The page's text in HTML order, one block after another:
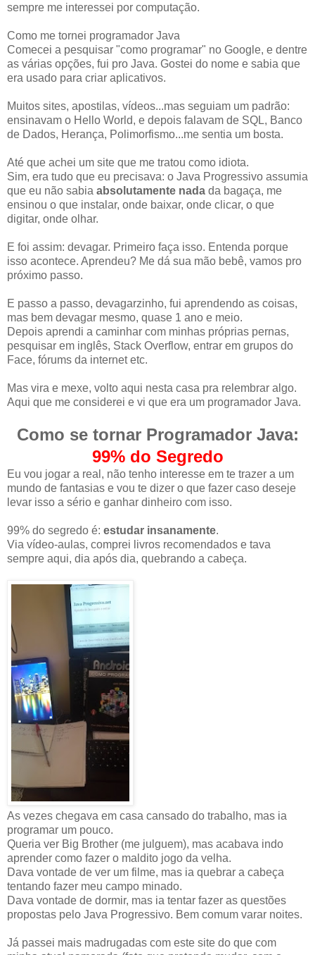
sempre me interessei por computação.
Como me tornei programador Java
Comecei a pesquisar "como programar" no Google, e dentre
as várias opções, fui pro Java. Gostei do nome e sabia que
era usado para criar aplicativos.
Muitos sites, apostilas, vídeos...mas seguiam um padrão:
ensinavam o Hello World, e depois falavam de SQL, Banco
de Dados, Herança, Polimorfismo...me sentia um bosta.
Até que achei um site que me tratou como idiota.
Sim, era tudo que eu precisava: o Java Progressivo assumia
que eu não sabia absolutamente nada da bagaça, me
ensinou o que instalar, onde baixar, onde clicar, o que
digitar, onde olhar.
E foi assim: devagar. Primeiro faça isso. Entenda porque
isso acontece. Aprendeu? Me dá sua mão bebê, vamos pro
próximo passo.
E passo a passo, devagarzinho, fui aprendendo as coisas,
mas bem devagar mesmo, quase 1 ano e meio.
Depois aprendi a caminhar com minhas próprias pernas,
pesquisar em inglês, Stack Overflow, entrar em grupos do
Face, fórums da internet etc.
Mas vira e mexe, volto aqui nesta casa pra relembrar algo.
Aqui que me considerei e vi que era um programador Java.
Como se tornar Programador Java:
99% do Segredo
Eu vou jogar a real, não tenho interesse em te trazer a um
mundo de fantasias e vou te dizer o que fazer caso deseje
levar isso a sério e ganhar dinheiro com isso.
99% do segredo é: estudar insanamente.
Via vídeo-aulas, comprei livros recomendados e tava
sempre aqui, dia após dia, quebrando a cabeça.
As vezes chegava em casa cansado do trabalho, mas ia
programar um pouco.
Queria ver Big Brother (me julguem), mas acabava indo
aprender como fazer o maldito jogo da velha.
Dava vontade de ver um filme, mas ia quebrar a cabeça
tentando fazer meu campo minado.
Dava vontade de dormir, mas ia tentar fazer as questões
propostas pelo Java Progressivo. Bem comum varar noites.
Já passei mais madrugadas com este site do que com